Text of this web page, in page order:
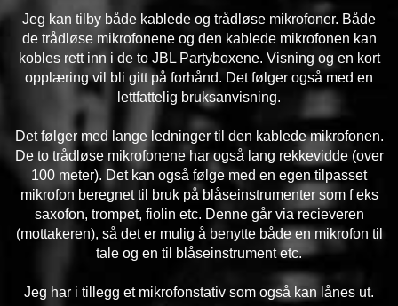
Jeg kan tilby både kablede og trådløse mikrofoner. Både
de trådløse mikrofonene og den kablede mikrofonen kan
kobles rett inn i de to JBL Partyboxene. Visning og en kort
opplæring vil bli gitt på forhånd. Det følger også med en
lettfattelig bruksanvisning.
Det følger med lange ledninger til den kablede mikrofonen.
De to trådløse mikrofonene har også lang rekkevidde (over
100 meter). Det kan også følge med en egen tilpasset
mikrofon beregnet til bruk på blåseinstrumenter som f eks
saxofon, trompet, fiolin etc. Denne går via recieveren
(mottakeren), så det er mulig å benytte både en mikrofon til
tale og en til blåseinstrument etc.
Jeg har i tillegg et mikrofonstativ som også kan lånes ut.